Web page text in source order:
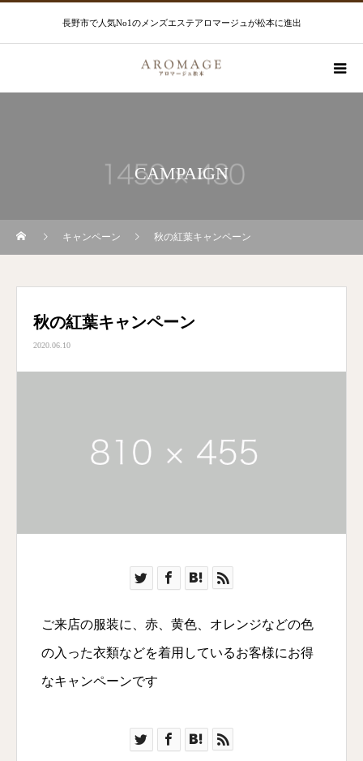
長野市で人気No1のメンズエステアロマージュが松本に進出
CAMPAIGN
キャンペーン 秋の紅葉キャンペーン
秋の紅葉キャンペーン
2020.06.10
ご来店の服装に、赤、黄色、オレンジなどの色
の入った衣類などを着用しているお客様にお得
なキャンペーンです